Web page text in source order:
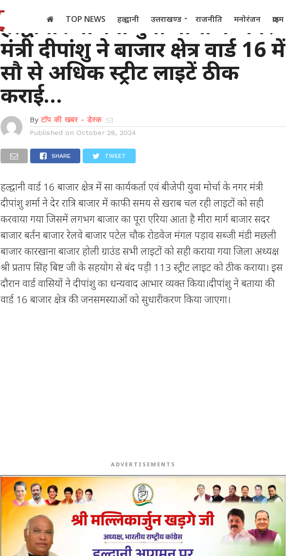
TOP NEWS हल्द्वानी उत्तराखण्ड राजनीति मनोरंजन क्राइम
इलेक्शन 2022
हल्द्वानी : बीजेपी युवा मोर्चा के नगर
मंत्री दीपांशु ने बाजार क्षेत्र वार्ड 16 में
सौ से अधिक स्ट्रीट लाइटें ठीक
कराई…
By टॉप की खबर - डेस्क
Published on October 28, 2024
SHARE TWEET
हल्द्वानी वार्ड 16 बाजार क्षेत्र में सा कार्यकर्ता एवं बीजेपी युवा मोर्चा के नगर मंत्री
दीपांशु शर्मा ने देर रात्रि बाजार में काफी समय से खराब चल रही लाइटों को सही
करवाया गया जिसमें लगभग बाजार का पूरा एरिया आता है मीरा मार्ग बाजार सदर
बाजार बर्तन बाजार रेलवे बाजार पटेल चौक रोडवेज मंगल पड़ाव सब्जी मंडी मछली
बाजार कारखाना बाजार होली ग्राउंड सभी लाइटों को सही कराया गया जिला अध्यक्ष
श्री प्रताप सिंह बिष्ट जी के सहयोग से बंद पड़ी 113 स्ट्रीट लाइट को ठीक कराया। इस
दौरान वार्ड वासियों ने दीपांशु का धन्यवाद आभार व्यक्त किया।दीपांशु ने बताया की
वार्ड 16 बाजार क्षेत्र की जनसमस्याओं को सुधारीकरण किया जाएगा।
ADVERTISEMENTS